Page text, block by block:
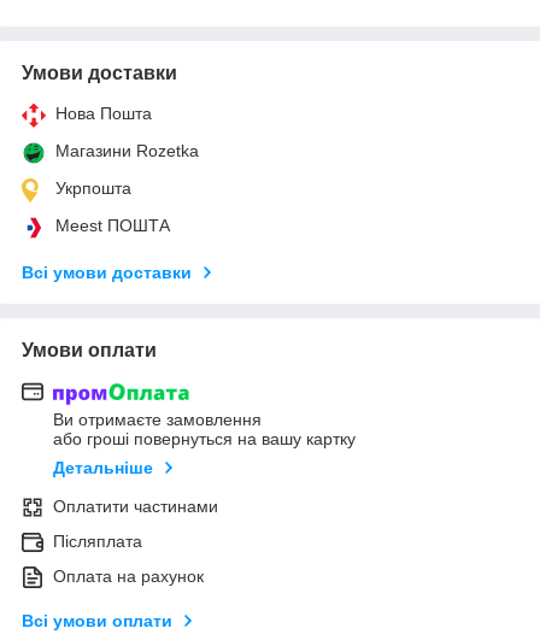
Умови доставки
Нова Пошта
Магазини Rozetka
Укрпошта
Meest ПОШТА
Всі умови доставки
Умови оплати
Ви отримаєте замовлення
або гроші повернуться на вашу картку
Детальніше
Оплатити частинами
Післяплата
Оплата на рахунок
Всі умови оплати